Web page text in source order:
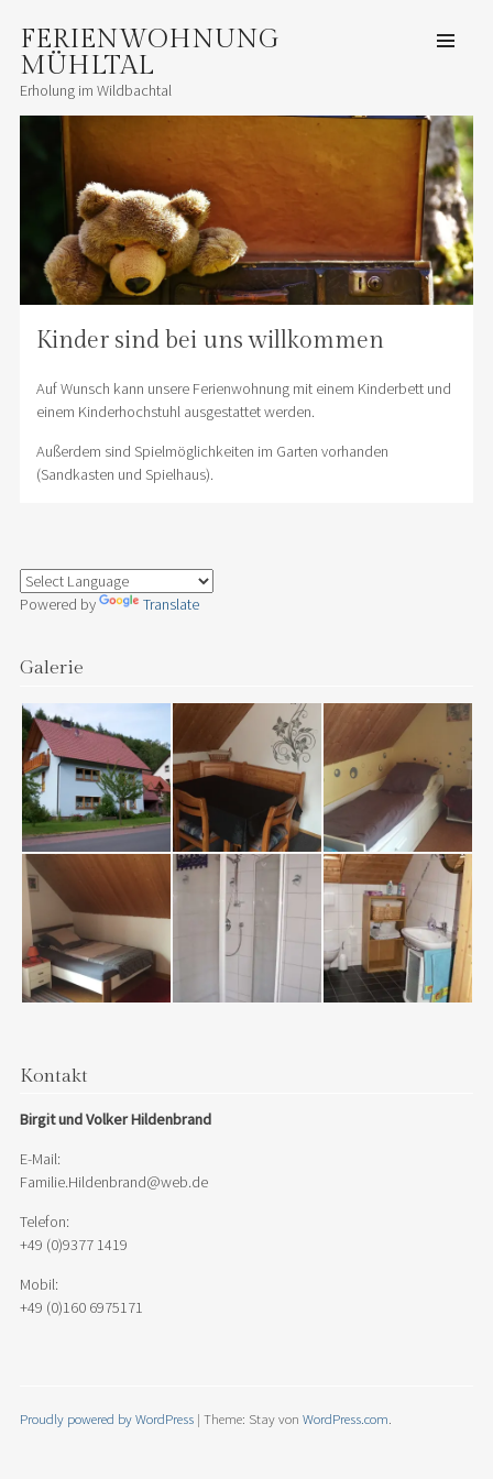
FERIENWOHNUNG
MÜHLTAL
Erholung im Wildbachtal
INHALT
SPRINGEN
Kinder sind bei uns willkommen
Auf Wunsch kann unsere Ferienwohnung mit einem Kinderbett und
einem Kinderhochstuhl ausgestattet werden.
Außerdem sind Spielmöglichkeiten im Garten vorhanden
(Sandkasten und Spielhaus).
Powered by Translate
Galerie
Kontakt
Birgit und Volker Hildenbrand
E-Mail:
Familie.Hildenbrand@web.de
Telefon:
+49 (0)9377 1419
Mobil:
+49 (0)160 6975171
Proudly powered by WordPress | Theme: Stay von WordPress.com.